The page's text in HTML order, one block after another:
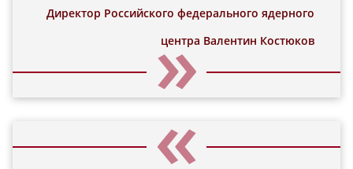
Директор Российского федерального ядерного
центра Валентин Костюков